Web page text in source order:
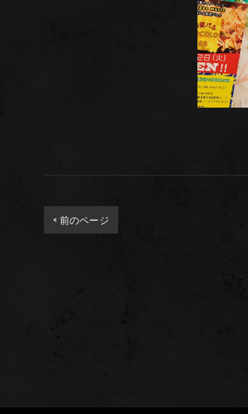
< 前のページ